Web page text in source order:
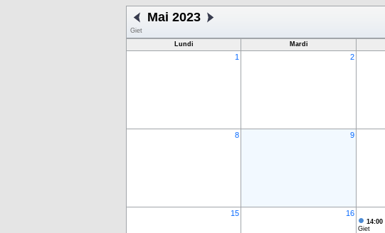
Mai 2023
Giet
Lundi
Mardi
1 2
8 9
15 16
14:00
Giet